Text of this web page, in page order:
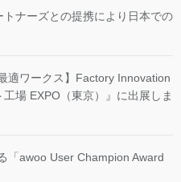
ナーズとの提携により日本での
適ワークス】Factory Innovation
場 EXPO（東京）』に出展しま
「awoo User Champion Award